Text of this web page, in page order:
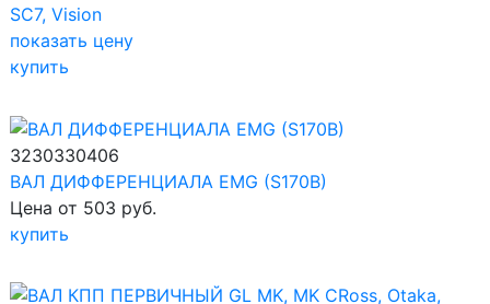
SC7, Vision
показать цену
купить
3230330406
ВАЛ ДИФФЕРЕНЦИАЛА EMG (S170B)
Цена от 503 руб.
купить